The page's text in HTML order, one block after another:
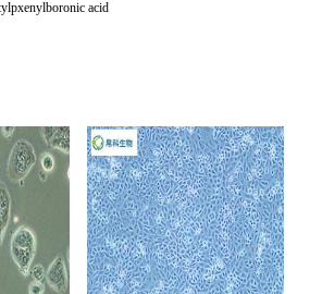
acid